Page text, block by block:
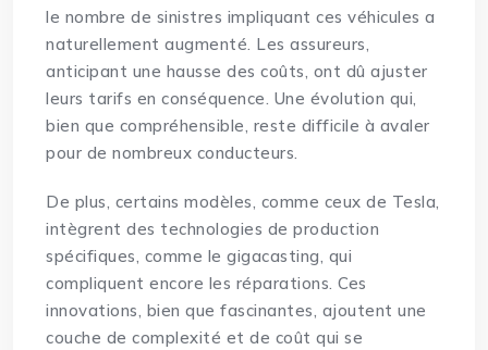
le nombre de sinistres impliquant ces véhicules a
naturellement augmenté. Les assureurs,
anticipant une hausse des coûts, ont dû ajuster
leurs tarifs en conséquence. Une évolution qui,
bien que compréhensible, reste difficile à avaler
pour de nombreux conducteurs.
De plus, certains modèles, comme ceux de Tesla,
intègrent des technologies de production
spécifiques, comme le gigacasting, qui
compliquent encore les réparations. Ces
innovations, bien que fascinantes, ajoutent une
couche de complexité et de coût qui se